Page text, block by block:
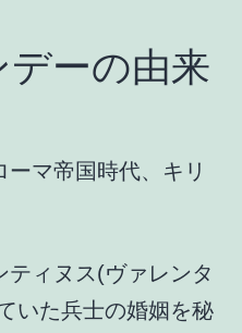
ーの由来
ーマ帝国時代、キリ
ティヌス(ヴァレンタ
いた兵士の婚姻を秘